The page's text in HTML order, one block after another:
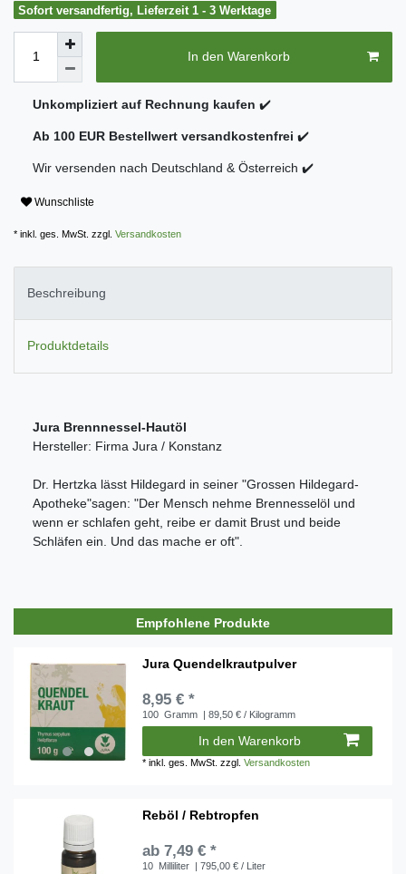
Sofort versandfertig, Lieferzeit 1 - 3 Werktage
In den Warenkorb
Unkompliziert auf Rechnung kaufen ✔️
Ab 100 EUR Bestellwert versandkostenfrei ✔️
Wir versenden nach Deutschland & Österreich ✔️
Wunschliste
* inkl. ges. MwSt. zzgl. Versandkosten
Beschreibung
Produktdetails
Jura Brennnessel-Hautöl
Hersteller: Firma Jura / Konstanz
Dr. Hertzka lässt Hildegard in seiner "Grossen Hildegard-
Apotheke"sagen: "Der Mensch nehme Brennesselöl und
wenn er schlafen geht, reibe er damit Brust und beide
Schläfen ein. Und das mache er oft".
Empfohlene Produkte
Jura Quendelkrautpulver
8,95 € *
100 Gramm | 89,50 € / Kilogramm
In den Warenkorb
*inkl. ges. MwSt. zzgl.Versandkosten
Reböl / Rebtropfen
ab 7,49 € *
10 Milliliter | 795,00 € / Liter